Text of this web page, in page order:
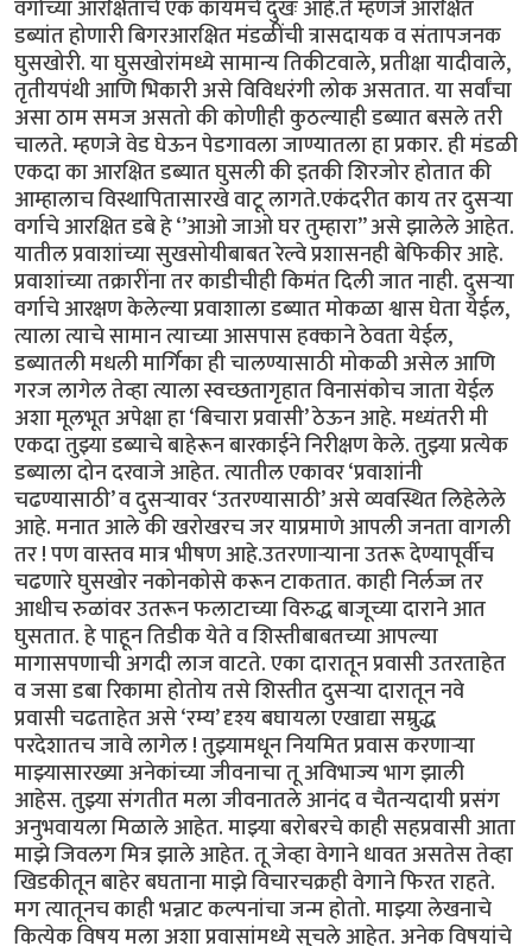
वर्गाच्या आरक्षितांचे एक कायमचे दुखः आहे.ते म्हणजे आरक्षित
डब्यांत होणारी बिगरआरक्षित मंडळींची त्रासदायक व संतापजनक
घुसखोरी. या घुसखोरांमध्ये सामान्य तिकीटवाले, प्रतीक्षा यादीवाले,
तृतीयपंथी आणि भिकारी असे विविधरंगी लोक असतात. या सर्वांचा
असा ठाम समज असतो की कोणीही कुठल्याही डब्यात बसले तरी
चालते. म्हणजे वेड घेऊन पेडगावला जाण्यातला हा प्रकार. ही मंडळी
एकदा का आरक्षित डब्यात घुसली की इतकी शिरजोर होतात की
आम्हालाच विस्थापितासारखे वाटू लागते.एकंदरीत काय तर दुसऱ्या
वर्गाचे आरक्षित डबे हे ‘’आओ जाओ घर तुम्हारा’’ असे झालेले आहेत.
यातील प्रवाशांच्या सुखसोयीबाबत रेल्वे प्रशासनही बेफिकीर आहे.
प्रवाशांच्या तक्रारींना तर काडीचीही किमंत दिली जात नाही. दुसऱ्या
वर्गाचे आरक्षण केलेल्या प्रवाशाला डब्यात मोकळा श्वास घेता येईल,
त्याला त्याचे सामान त्याच्या आसपास हक्काने ठेवता येईल,
डब्यातली मधली मार्गिका ही चालण्यासाठी मोकळी असेल आणि
गरज लागेल तेव्हा त्याला स्वच्छतागृहात विनासंकोच जाता येईल
अशा मूलभूत अपेक्षा हा ‘बिचारा प्रवासी’ ठेऊन आहे. मध्यंतरी मी
एकदा तुझ्या डब्याचे बाहेरून बारकाईने निरीक्षण केले. तुझ्या प्रत्येक
डब्याला दोन दरवाजे आहेत. त्यातील एकावर ‘प्रवाशांनी
चढण्यासाठी’ व दुसऱ्यावर ‘उतरण्यासाठी’ असे व्यवस्थित लिहेलेले
आहे. मनात आले की खरोखरच जर याप्रमाणे आपली जनता वागली
तर ! पण वास्तव मात्र भीषण आहे.उतरणाऱ्याना उतरू देण्यापूर्वीच
चढणारे घुसखोर नकोनकोसे करून टाकतात. काही निर्लज्ज तर
आधीच रुळांवर उतरून फलाटाच्या विरुद्ध बाजूच्या दाराने आत
घुसतात. हे पाहून तिडीक येते व शिस्तीबाबतच्या आपल्या
मागासपणाची अगदी लाज वाटते. एका दारातून प्रवासी उतरताहेत
व जसा डबा रिकामा होतोय तसे शिस्तीत दुसऱ्या दारातून नवे
प्रवासी चढताहेत असे ‘रम्य’ दृश्य बघायला एखाद्या सम्रुद्ध
परदेशातच जावे लागेल ! तुझ्यामधून नियमित प्रवास करणाऱ्या
माझ्यासारख्या अनेकांच्या जीवनाचा तू अविभाज्य भाग झाली
आहेस. तुझ्या संगतीत मला जीवनातले आनंद व चैतन्यदायी प्रसंग
अनुभवायला मिळाले आहेत. माझ्या बरोबरचे काही सहप्रवासी आता
माझे जिवलग मित्र झाले आहेत. तू जेव्हा वेगाने धावत असतेस तेव्हा
खिडकीतून बाहेर बघताना माझे विचारचक्रही वेगाने फिरत राहते.
मग त्यातूनच काही भन्नाट कल्पनांचा जन्म होतो. माझ्या लेखनाचे
कित्येक विषय मला अशा प्रवासांमध्ये सुचले आहेत. अनेक विषयांचे